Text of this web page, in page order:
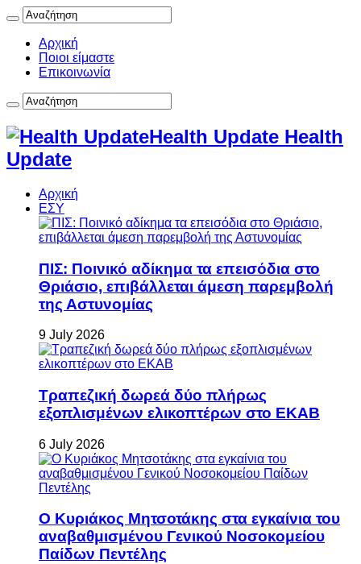
Αρχική
Ποιοι είμαστε
Επικοινωνία
Health Update Health
Update
Αρχική
ΕΣΥ
ΠΙΣ: Ποινικό αδίκημα τα επεισόδια στο
Θριάσιο, επιβάλλεται άμεση παρεμβολή
της Αστυνομίας
9 July 2026
Τραπεζική δωρεά δύο πλήρως
εξοπλισμένων ελικοπτέρων στο ΕΚΑΒ
6 July 2026
Ο Κυριάκος Μητσοτάκης στα εγκαίνια του
αναβαθμισμένου Γενικού Νοσοκομείου
Παίδων Πεντέλης